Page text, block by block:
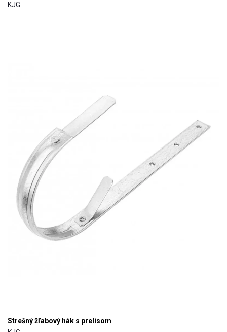
KJG
Strešný žľabový hák s prelisom